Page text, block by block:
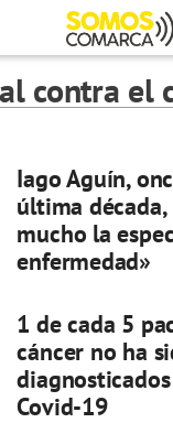
contra el
Iago Aguín,
última
mucho la
enfermedad»
1 de cada 5
cáncer no ha
Covid-19